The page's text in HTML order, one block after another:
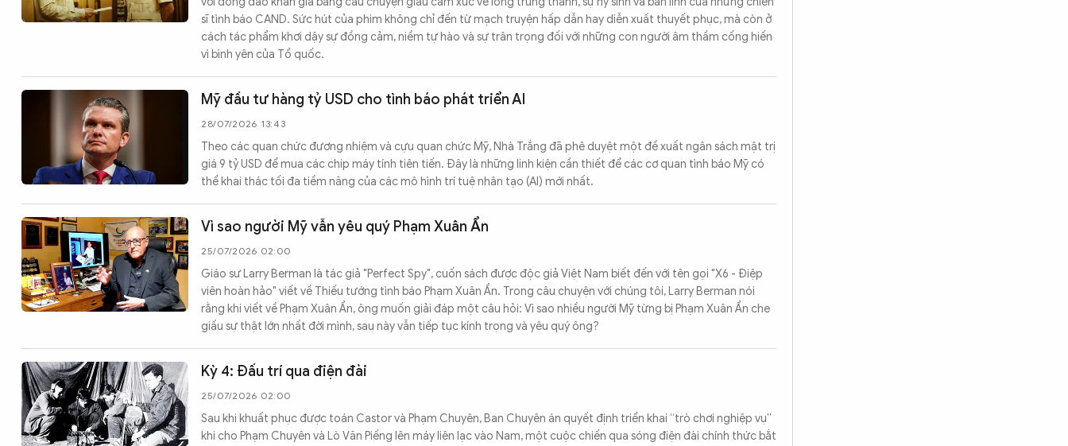
Video Ảnh
sĩ tình báo CAND. Sức hút của phim không chỉ đến từ mạch truyện hấp dẫn hay diễn xuất thuyết phục, mà còn ở
cách tác phẩm khơi dậy sự đồng cảm, niềm tự hào và sự trân trọng đối với những con người âm thầm cống hiến
vì bình yên của Tổ quốc.
Mỹ đầu tư hàng tỷ USD cho tình báo phát triển AI
28/07/2026 13:43
Theo các quan chức đương nhiệm và cựu quan chức Mỹ, Nhà Trắng đã phê duyệt một đề xuất ngân sách mật trị
giá 9 tỷ USD để mua các chip máy tính tiên tiến. Đây là những linh kiện cần thiết để các cơ quan tình báo Mỹ có
thể khai thác tối đa tiềm năng của các mô hình trí tuệ nhân tạo (AI) mới nhất.
Vì sao người Mỹ vẫn yêu quý Phạm Xuân Ẩn
25/07/2026 02:00
Giáo sư Larry Berman là tác giả "Perfect Spy", cuốn sách được độc giả Việt Nam biết đến với tên gọi "X6 - Điệp
viên hoàn hảo" viết về Thiếu tướng tình báo Phạm Xuân Ẩn. Trong câu chuyện với chúng tôi, Larry Berman nói
rằng khi viết về Phạm Xuân Ẩn, ông muốn giải đáp một câu hỏi: Vì sao nhiều người Mỹ từng bị Phạm Xuân Ẩn che
giấu sự thật lớn nhất đời mình, sau này vẫn tiếp tục kính trọng và yêu quý ông?
Kỳ 4: Đấu trí qua điện đài
25/07/2026 02:00
Sau khi khuất phục được toán Castor và Phạm Chuyên, Ban Chuyên án quyết định triển khai “trò chơi nghiệp vụ”
khi cho Phạm Chuyên và Lò Văn Piếng lên máy liên lạc vào Nam, một cuộc chiến qua sóng điện đài chính thức bắt